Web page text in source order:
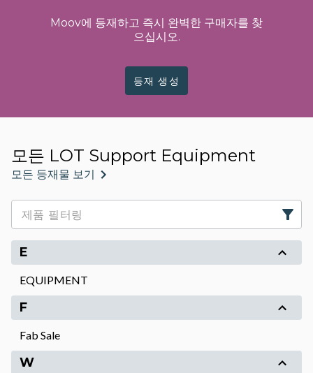
Moov에 등재하고 즉시 완벽한 구매자를 찾
으십시오.
등재 생성
모든 LOT Support Equipment
모든 등재물 보기
E
EQUIPMENT
F
Fab Sale
W